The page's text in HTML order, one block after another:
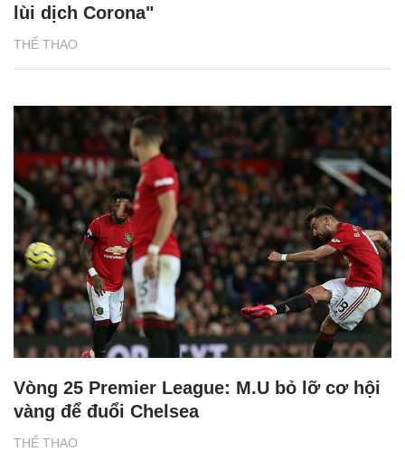
THỂ THAO
lùi dịch Corona"
THỂ THAO
Vòng 25 Premier League: M.U bỏ lỡ cơ hội
vàng để đuổi Chelsea